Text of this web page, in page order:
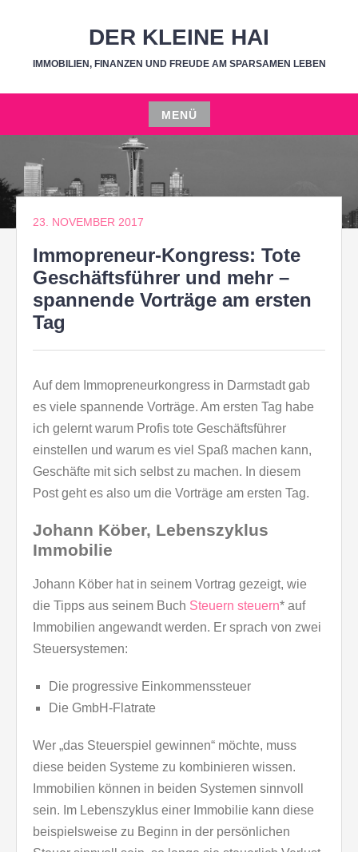
DER KLEINE HAI
IMMOBILIEN, FINANZEN UND FREUDE AM SPARSAMEN LEBEN
MENÜ
Zum
springen
23. NOVEMBER 2017
Immopreneur-Kongress: Tote
Geschäftsführer und mehr –
spannende Vorträge am ersten
Tag
Auf dem Immopreneurkongress in Darmstadt gab
es viele spannende Vorträge. Am ersten Tag habe
ich gelernt warum Profis tote Geschäftsführer
einstellen und warum es viel Spaß machen kann,
Geschäfte mit sich selbst zu machen. In diesem
Post geht es also um die Vorträge am ersten Tag.
Johann Köber, Lebenszyklus
Immobilie
Johann Köber hat in seinem Vortrag gezeigt, wie
die Tipps aus seinem Buch Steuern steuern* auf
Immobilien angewandt werden. Er sprach von zwei
Steuersystemen:
Die progressive Einkommenssteuer
Die GmbH-Flatrate
Wer „das Steuerspiel gewinnen“ möchte, muss
diese beiden Systeme zu kombinieren wissen.
Immobilien können in beiden Systemen sinnvoll
sein. Im Lebenszyklus einer Immobilie kann diese
beispielsweise zu Beginn in der persönlichen